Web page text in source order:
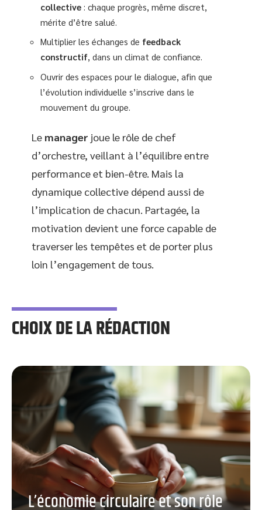
collective : chaque progrès, même discret,
mérite d’être salué.
Multiplier les échanges de feedback
constructif, dans un climat de confiance.
Ouvrir des espaces pour le dialogue, afin que
l’évolution individuelle s’inscrive dans le
mouvement du groupe.
Le manager joue le rôle de chef
d’orchestre, veillant à l’équilibre entre
performance et bien-être. Mais la
dynamique collective dépend aussi de
l’implication de chacun. Partagée, la
motivation devient une force capable de
traverser les tempêtes et de porter plus
loin l’engagement de tous.
CHOIX DE LA RÉDACTION
L’économie circulaire et son rôle